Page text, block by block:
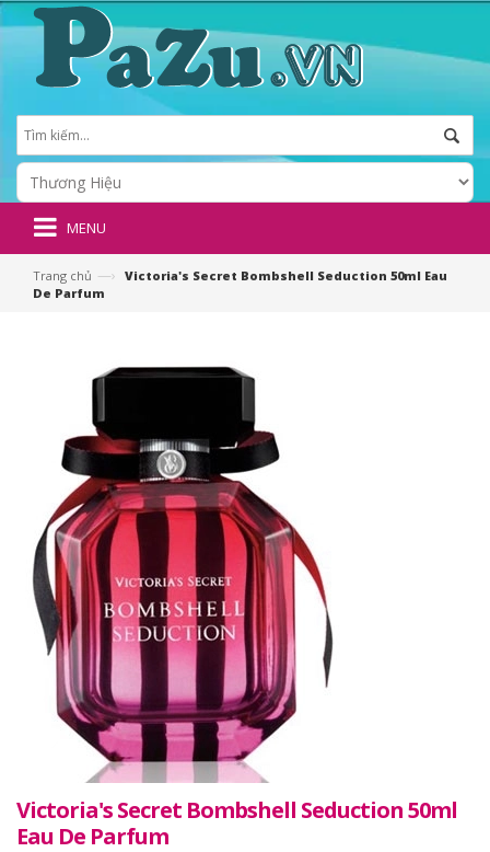
MENU
Trang chủ —› Victoria's Secret Bombshell Seduction 50ml Eau
De Parfum
Victoria's Secret Bombshell Seduction 50ml
Eau De Parfum